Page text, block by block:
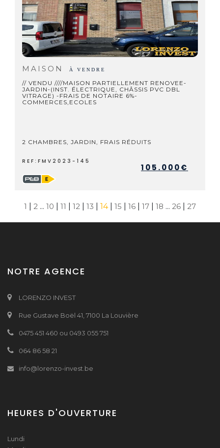
MAISON À VENDRE
// VENDU ////MAISON PARTIELLEMENT RENOVEE-
JARDIN-(INST. ÉLECTRIQUE, CHÂSSIS PVC DBL
VITRAGE) -FRAIS DE NOTAIRE 6%-
COMMERCES,ECOLES
2 CHAMBRES, JARDIN, FRAIS RÉDUITS
REF:FMV2023-145
105.000€
1 2 ... 10 11 12 13 14| 15 16 17 18 ... 26 27
NOTRE AGENCE
LORENZO INVEST
Rue Gustave Boël 41, 7100 La Louvière
0475 451 460 ou 0493 055 751
064 86 58 21
info@lorenzo-invest.be
HEURES D'OUVERTURE
Lundi